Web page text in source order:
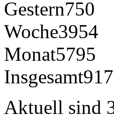
Gestern750
Woche3954
Monat5795
Insgesamt
Aktuell sind